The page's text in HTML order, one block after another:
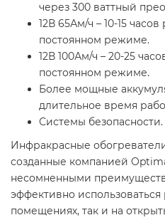
через 300 ваттный
12В 65Ам/ч – 10-15
постоянном режиме.
12В 100Ам/ч – 20-25
постоянном режиме.
Более мощные
длительное время
Системы безопасности.
Инфракрасные
созданные компанией
несомненными
эффективно использоваться
помещениях, так и на